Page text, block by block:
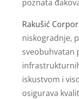
poznata
Rakušić
niskogradnje,
sveobuhvatan
iskustvom i
osigurava